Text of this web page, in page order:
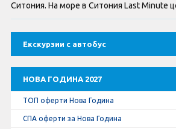
Автобусни Екскурзии
Албатрос Турс
Документи
Екскурзии с автобус
НОВА ГОДИНА 2027
ТОП оферти Нова Година
СПА оферти за Нова Година
Ситония. На море в Ситония Last Minute